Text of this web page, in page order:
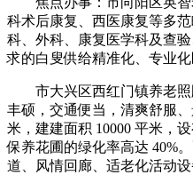
科术后康复、西医康复等多
科、外科、康复医学科及查
求的白叟供给精准化、专业化
市大兴区西红门镇养老照
丰硕，交通便当，清爽舒服
米，建建面积 10000 平米，
保养花圃的绿化率高达 40%
道、风情回廊、适老化活动